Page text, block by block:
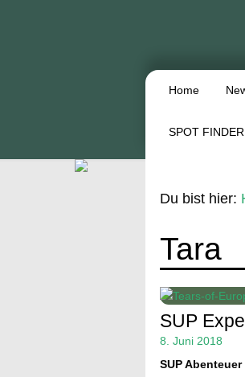
Home
SPOT FINDER
Du bist hier:
Tara
SUP
8. Juni 2018
SUP Abenteuer